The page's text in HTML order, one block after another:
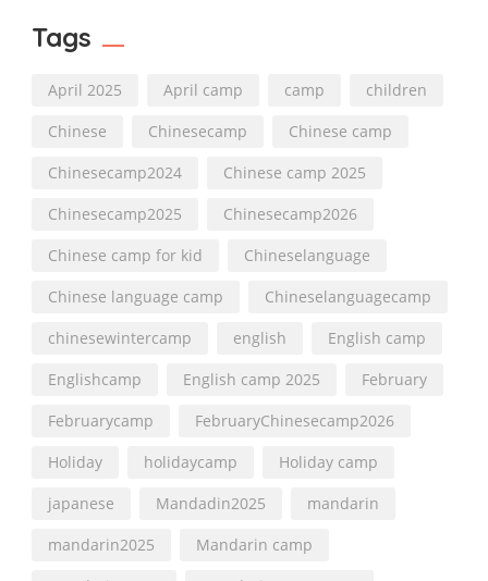
Tags
April 2025 April camp camp
children
Chinese
Chinesecamp
Chinese camp
Chinesecamp2024
Chinese camp 2025
Chinesecamp2025
Chinesecamp2026
Chinese camp for kid
Chineselanguage
Chinese language camp
Chineselanguagecamp
chinesewintercamp
english
English camp
Englishcamp
English camp 2025
February
Februarycamp
FebruaryChinesecamp2026
Holiday
holidaycamp
Holiday camp
japanese
Mandadin2025
mandarin
mandarin2025
Mandarin camp